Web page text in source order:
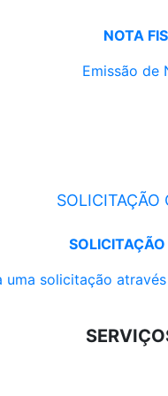
NOTA
Emissão de
SOLICITAÇÃO
uma solicitação